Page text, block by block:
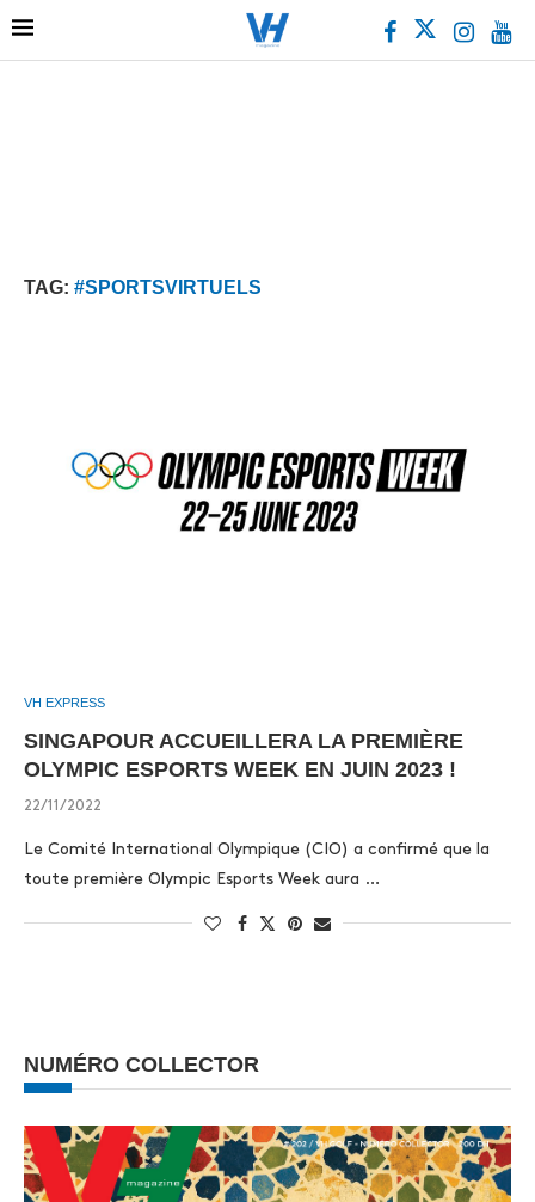
TAG: #SPORTSVIRTUELS
VH EXPRESS
SINGAPOUR ACCUEILLERA LA PREMIÈRE
OLYMPIC ESPORTS WEEK EN JUIN 2023 !
22/11/2022
Le Comité International Olympique (CIO) a confirmé que la
toute première Olympic Esports Week aura …
NUMÉRO COLLECTOR